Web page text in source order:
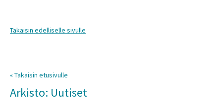
Takaisin edelliselle sivulle
« Takaisin etusivulle
Arkisto: Uutiset